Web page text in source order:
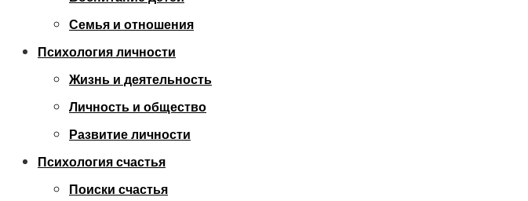
Семья и отношения
Психология личности
Жизнь и деятельность
Личность и общество
Развитие личности
Психология счастья
Поиски счастья